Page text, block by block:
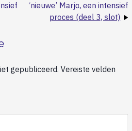
‘nieuwe’ Marjo, een intensief
proces (deel 3, slot)
gepubliceerd. Vereiste velden